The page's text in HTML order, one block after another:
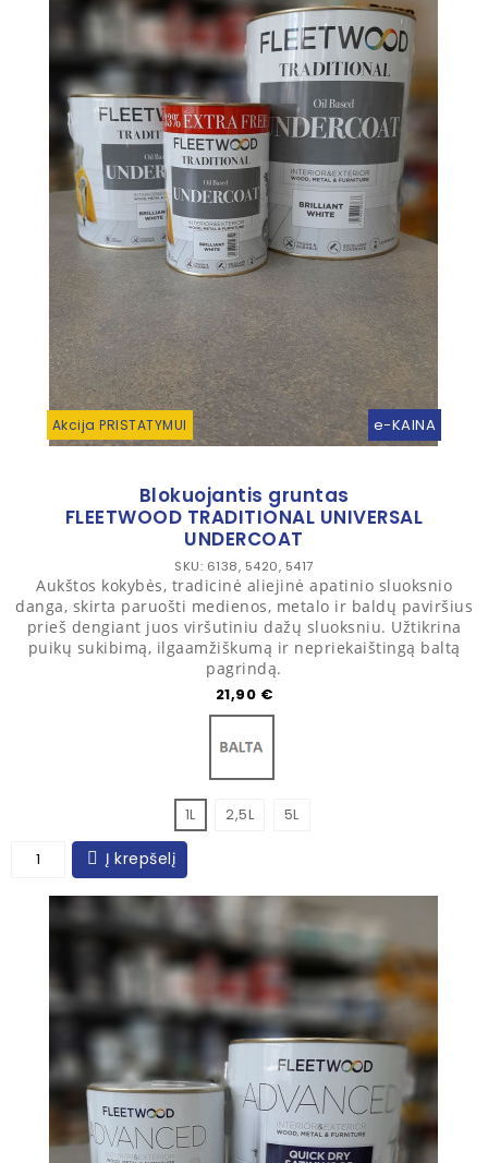
Akcija PRISTATYMUI e-KAINA
Blokuojantis gruntas
FLEETWOOD TRADITIONAL UNIVERSAL
UNDERCOAT
SKU: 6138, 5420, 5417
Aukštos kokybės, tradicinė aliejinė apatinio sluoksnio
danga, skirta paruošti medienos, metalo ir baldų paviršius
prieš dengiant juos viršutiniu dažų sluoksniu. Užtikrina
puikų sukibimą, ilgaamžiškumą ir nepriekaištingą baltą
pagrindą.
Kaina
21,90 €
1L 2,5L 5L
Į krepšelį